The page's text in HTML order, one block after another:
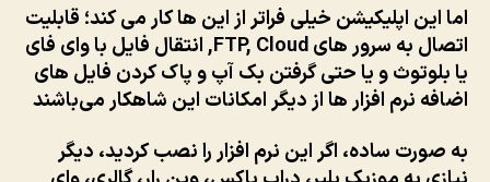
اما این اپلیکیشن خیلی فراتر از این ها کار می کند؛ قابلیت
اتصال به سرور های FTP, Cloud, انتقال فایل با وای فای
یا بلوتوث و یا حتی گرفتن بک آپ و پاک کردن فایل های
اضافه نرم افزار ها از دیگر امکانات این شاهکار می‌باشند
به صورت ساده، اگر این نرم افزار را نصب کردید، دیگر